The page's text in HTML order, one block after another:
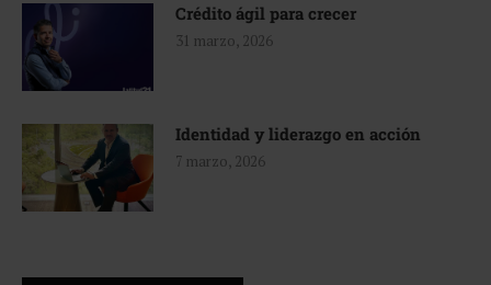
Crédito ágil para crecer
31 marzo, 2026
Identidad y liderazgo en acción
7 marzo, 2026